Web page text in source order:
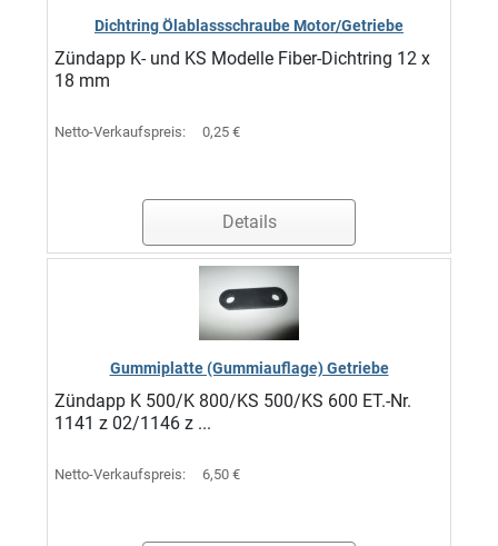
Dichtring Ölablassschraube Motor/Getriebe
Zündapp K- und KS Modelle Fiber-Dichtring 12 x
18 mm
Netto-Verkaufspreis: 0,25 €
Details
Gummiplatte (Gummiauflage) Getriebe
Zündapp K 500/K 800/KS 500/KS 600 ET.-Nr.
1141 z 02/1146 z ...
Netto-Verkaufspreis: 6,50 €